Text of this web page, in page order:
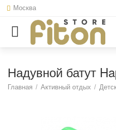
Москва
Надувной батут
Главная / Активный отдых /